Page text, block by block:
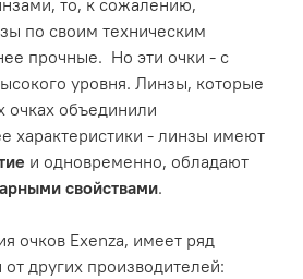
то, к сожалению,
по своим техническим
прочные. Но эти очки - с
уровня. Линзы, которые
очках объединили
характеристики - линзы имеют
и одновременно, обладают
свойствами.
очков Exenza, имеет ряд
других производителей: